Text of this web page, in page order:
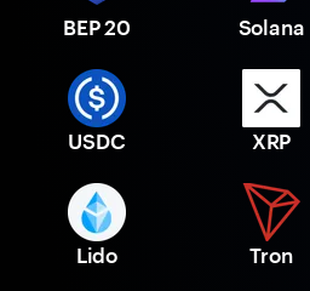
BEP 20 Solana
USDC XRP
Lido Tron